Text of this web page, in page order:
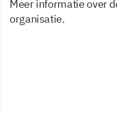
Meer informatie over
organisatie.